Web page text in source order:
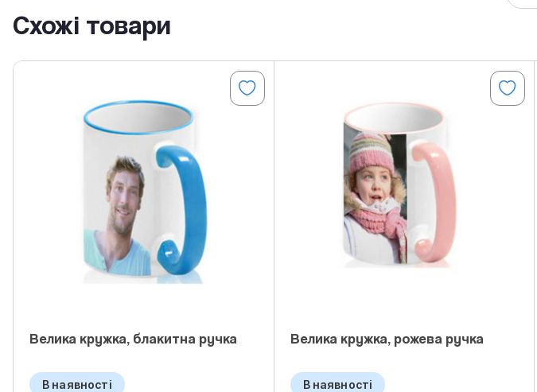
Схожі товари
Велика кружка, блакитна ручка
В наявності
Велика кружка, рожева ручка
В наявності